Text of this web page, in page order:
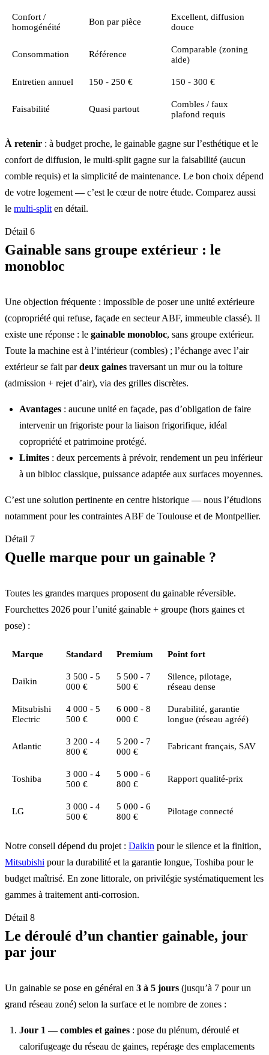
Confort /
homogénéité
Bon par pièce
Excellent, diffusion
douce
Consommation Référence
Comparable (zoning
aide)
Entretien annuel 150 - 250 € 150 - 300 €
Faisabilité Quasi partout
Combles / faux
plafond requis
À retenir : à budget proche, le gainable gagne sur l’esthétique et le
confort de diffusion, le multi-split gagne sur la faisabilité (aucun
comble requis) et la simplicité de maintenance. Le bon choix dépend
de votre logement — c’est le cœur de notre étude. Comparez aussi
le multi-split en détail.
Détail 6
Gainable sans groupe extérieur : le
monobloc
Une objection fréquente : impossible de poser une unité extérieure
(copropriété qui refuse, façade en secteur ABF, immeuble classé). Il
existe une réponse : le gainable monobloc, sans groupe extérieur.
Toute la machine est à l’intérieur (combles) ; l’échange avec l’air
extérieur se fait pardeux gaines traversant un mur ou la toiture
(admission + rejet d’air), via des grilles discrètes.
Avantages : aucune unité en façade, pas d’obligation de faire
intervenir un frigoriste pour la liaison frigorifique, idéal
copropriété et patrimoine protégé.
Limites : deux percements à prévoir, rendement un peu inférieur
à un bibloc classique, puissance adaptée aux surfaces moyennes.
C’est une solution pertinente en centre historique — nous l’étudions
notamment pour les contraintes ABF de Toulouse et de Montpellier.
Détail 7
Quelle marque pour un gainable ?
Toutes les grandes marques proposent du gainable réversible.
Fourchettes 2026 pour l’unité gainable + groupe (hors gaines et
pose) :
Marque Standard Premium Point fort
Daikin
3 500 - 5
000 €
5 500 - 7
500 €
Silence, pilotage,
réseau dense
Mitsubishi
Electric
4 000 - 5
500 €
6 000 - 8
000 €
Durabilité, garantie
longue (réseau agréé)
Atlantic
3 200 - 4
800 €
5 200 - 7
000 €
Fabricant français, SAV
Toshiba
3 000 - 4
500 €
5 000 - 6
800 €
Rapport qualité-prix
LG
3 000 - 4
500 €
5 000 - 6
800 €
Pilotage connecté
Notre conseil dépend du projet : Daikin pour le silence et la finition,
Mitsubishi pour la durabilité et la garantie longue, Toshiba pour le
budget maîtrisé. En zone littorale, on privilégie systématiquement les
gammes à traitement anti-corrosion.
Détail 8
Le déroulé d’un chantier gainable, jour
par jour
Un gainable se pose en général en 3 à 5 jours (jusqu’à 7 pour un
grand réseau zoné) selon la surface et le nombre de zones :
Jour 1 — combles et gaines : pose du plénum, déroulé et
calorifugeage du réseau de gaines, repérage des emplacements